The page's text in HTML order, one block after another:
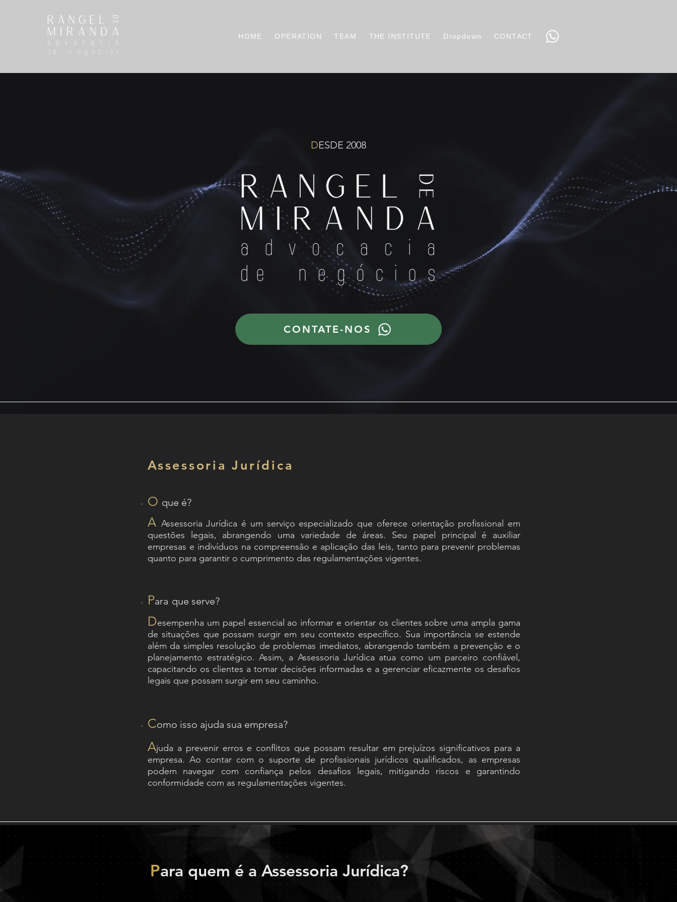
HOME OPERATION TEAM THE INSTITUTE Dropdown CONTACT
DESDE 2008
CONTATE-NOS
Assessoria Jurídica
O que é?
A Assessoria Jurídica é um serviço especializado que oferece orientação profissional em
questões legais, abrangendo uma variedade de áreas. Seu papel principal é auxiliar
empresas e indivíduos na compreensão e aplicação das leis, tanto para prevenir problemas
quanto para garantir o cumprimento das regulamentações vigentes.
Para que serve?
Desempenha um papel essencial ao informar e orientar os clientes sobre uma ampla gama
de situações que possam surgir em seu contexto específico. Sua importância se estende
além da simples resolução de problemas imediatos, abrangendo também a prevenção e o
planejamento estratégico. Assim, a Assessoria Jurídica atua como um parceiro confiável,
capacitando os clientes a tomar decisões informadas e a gerenciar eficazmente os desafios
legais que possam surgir em seu caminho.
Como isso ajuda sua empresa?
Ajuda a prevenir erros e conflitos que possam resultar em prejuízos significativos para a
empresa. Ao contar com o suporte de profissionais jurídicos qualificados, as empresas
podem navegar com confiança pelos desafios legais, mitigando riscos e garantindo
conformidade com as regulamentações vigentes.
Para quem é a Assessoria Jurídica?